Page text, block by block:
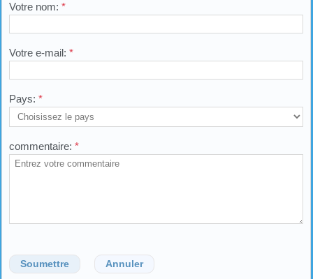
Votre nom: *
Votre e-mail: *
Pays: *
commentaire: *
Soumettre Annuler